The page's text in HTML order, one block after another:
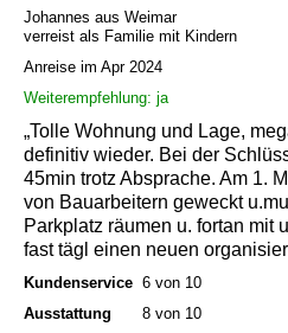
Johannes aus Weimar
verreist als Familie mit Kindern
Anreise im Apr 2024
Weiterempfehlung: ja
„Tolle Wohnung und Lage,
definitiv wieder. Bei der
45min trotz Absprache. Am 1.
von Bauarbeitern geweckt
Parkplatz räumen u. fortan mit
fast tägl einen neuen
Kundenservice 6 von 10
Ausstattung
8 von 10